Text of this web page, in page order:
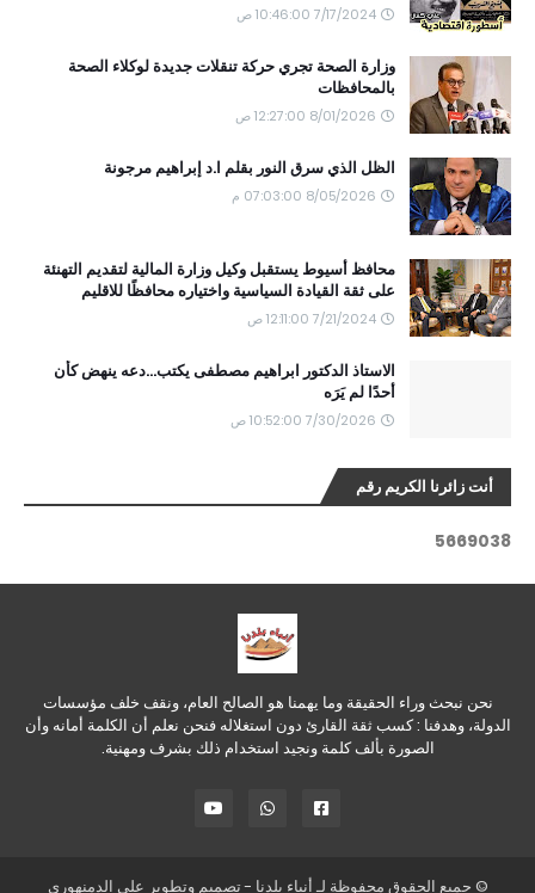
7/17/2024 10:46:00 ص
وزارة الصحة تجري حركة تنقلات جديدة لوكلاء الصحة
بالمحافظات
8/01/2026 12:27:00 ص
الظل الذي سرق النور بقلم ا.د إبراهيم مرجونة
8/05/2026 07:03:00 م
محافظ أسيوط يستقبل وكيل وزارة المالية لتقديم التهنئة
على ثقة القيادة السياسية واختياره محافظًا للاقليم
7/21/2024 12:11:00 ص
الاستاذ الدكتور ابراهيم مصطفى يكتب...دعه ينهض كأن
أحدًا لم يَرَه
7/30/2026 10:52:00 ص
أنت زائرنا الكريم رقم
5669038
نحن نبحث وراء الحقيقة وما يهمنا هو الصالح العام، ونقف خلف مؤسسات
الدولة، وهدفنا : كسب ثقة القارئ دون استغلاله فنحن نعلم أن الكلمة أمانه وأن
الصورة بألف كلمة ونجيد استخدام ذلك بشرف ومهنية.
© جميع الحقوق محفوظة لـ أنباء بلدنا - تصميم وتطوير علي الدمنهوري